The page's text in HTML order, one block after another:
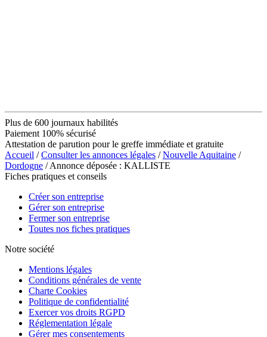
Plus de 600 journaux habilités
Paiement 100% sécurisé
Attestation de parution pour le greffe immédiate et gratuite
Accueil /Consulter les annonces légales /Nouvelle Aquitaine /
Dordogne / Annonce déposée : KALLISTE
Fiches pratiques et conseils
Créer son entreprise
Gérer son entreprise
Fermer son entreprise
Toutes nos fiches pratiques
Notre société
Mentions légales
Conditions générales de vente
Charte Cookies
Politique de confidentialité
Exercer vos droits RGPD
Réglementation légale
Gérer mes consentements